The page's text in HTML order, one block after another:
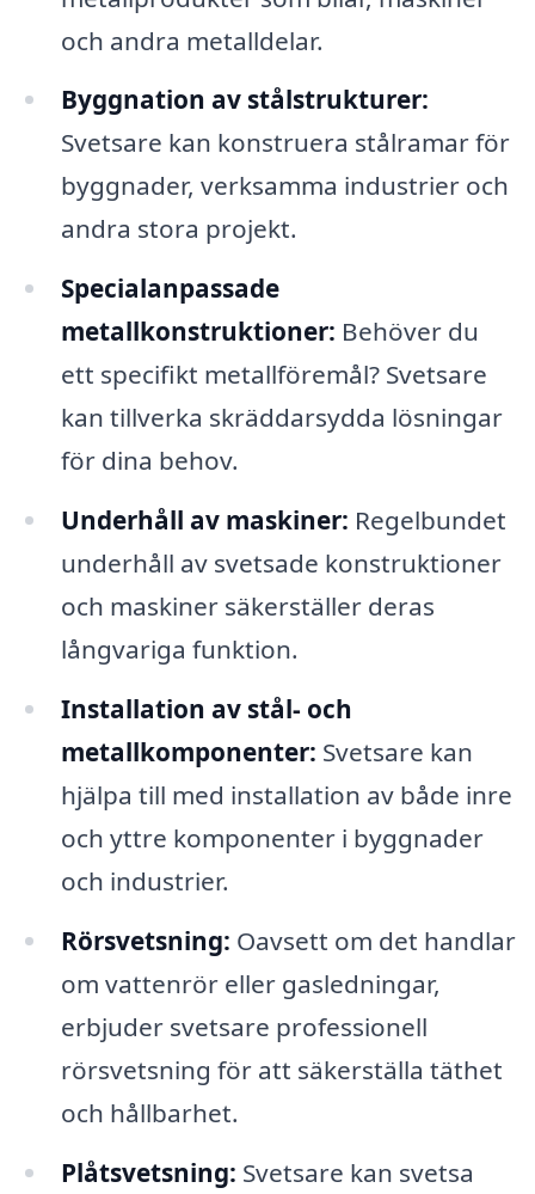
och andra metalldelar.
Byggnation av stålstrukturer:
Svetsare kan konstruera stålramar för
byggnader, verksamma industrier och
andra stora projekt.
Specialanpassade
metallkonstruktioner: Behöver du
ett specifikt metallföremål? Svetsare
kan tillverka skräddarsydda lösningar
för dina behov.
Underhåll av maskiner: Regelbundet
underhåll av svetsade konstruktioner
och maskiner säkerställer deras
långvariga funktion.
Installation av stål- och
metallkomponenter: Svetsare kan
hjälpa till med installation av både inre
och yttre komponenter i byggnader
och industrier.
Rörsvetsning: Oavsett om det handlar
om vattenrör eller gasledningar,
erbjuder svetsare professionell
rörsvetsning för att säkerställa täthet
och hållbarhet.
Plåtsvetsning: Svetsare kan svetsa